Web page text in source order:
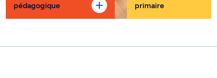
pédagogique
primaire